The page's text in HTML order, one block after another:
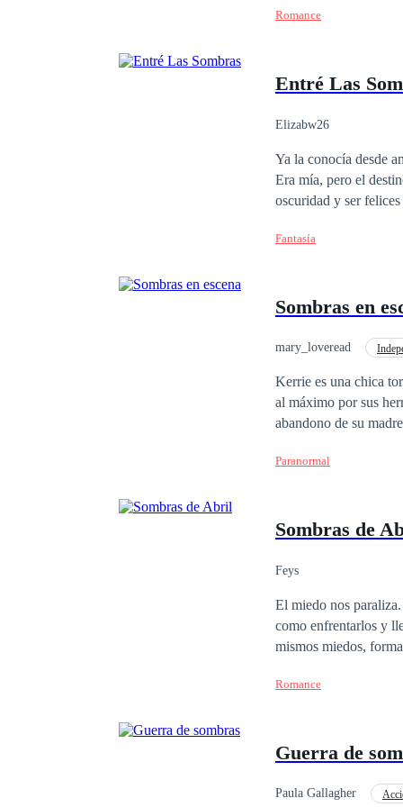
ciudad. Un día Ellen,
y a su pequeña hija
Romance
Entré Las
Elizabw26
Ya la conocía desde
Era mía, pero el
oscuridad y ser
éramos inseparables,
árboles, y ahí la vi,
debía ser cuidadoso.
Fantasía
Sombras en
mary_loveread
Kerrie es una chica
al máximo por sus
abandono de su
en la paria de la
Paranormal
Sombras de
Feys
El miedo nos
como enfrentarlos y
mismos miedos,
defendernos. Seguir
agregar a alguien
amas, y saberlo
Romance
Guerra de
Paula Gallagher